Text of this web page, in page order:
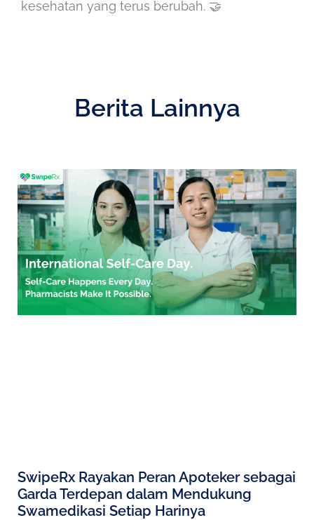
kesehatan yang terus berubah. 🤝
Berita Lainnya
SwipeRx Rayakan Peran Apoteker sebagai
Garda Terdepan dalam Mendukung
Swamedikasi Setiap Harinya